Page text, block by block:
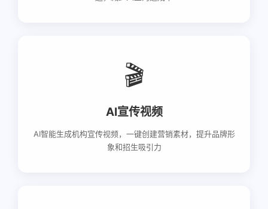
🎬
AI宣传视频
AI智能生成机构宣传视频，一键创建营销素材，提升品牌形
象和招生吸引力